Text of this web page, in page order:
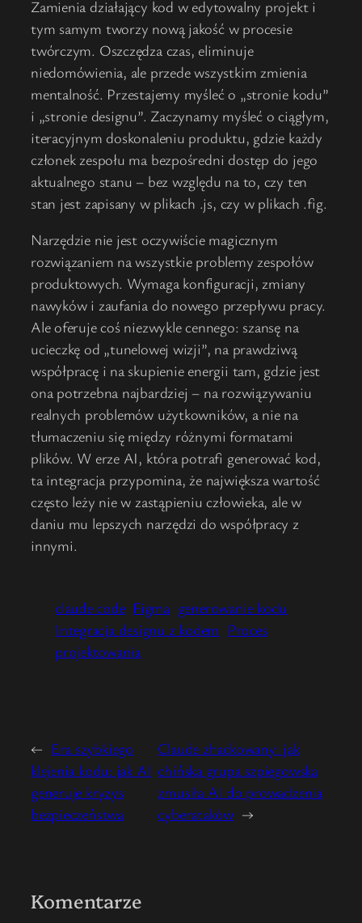
Zamienia działający kod w edytowalny projekt i
tym samym tworzy nową jakość w procesie
twórczym. Oszczędza czas, eliminuje
niedomówienia, ale przede wszystkim zmienia
mentalność. Przestajemy myśleć o „stronie kodu”
i „stronie designu”. Zaczynamy myśleć o ciągłym,
iteracyjnym doskonaleniu produktu, gdzie każdy
członek zespołu ma bezpośredni dostęp do jego
aktualnego stanu – bez względu na to, czy ten
stan jest zapisany w plikach .js, czy w plikach .fig.
Narzędzie nie jest oczywiście magicznym
rozwiązaniem na wszystkie problemy zespołów
produktowych. Wymaga konfiguracji, zmiany
nawyków i zaufania do nowego przepływu pracy.
Ale oferuje coś niezwykle cennego: szansę na
ucieczkę od „tunelowej wizji”, na prawdziwą
współpracę i na skupienie energii tam, gdzie jest
ona potrzebna najbardziej – na rozwiązywaniu
realnych problemów użytkowników, a nie na
tłumaczeniu się między różnymi formatami
plików. W erze AI, która potrafi generować kod,
ta integracja przypomina, że największa wartość
często leży nie w zastąpieniu człowieka, ale w
daniu mu lepszych narzędzi do współpracy z
innymi.
claude code Figma generowanie kodu
Integracja designu z kodem Proces
projektowania
← Era szybkiego
klejenia kodu: jak AI
generuje kryzys
bezpieczeństwa
Claude zhackowany: jak
chińska grupa szpiegowska
zmusiła AI do prowadzenia
cyberataków →
Komentarze